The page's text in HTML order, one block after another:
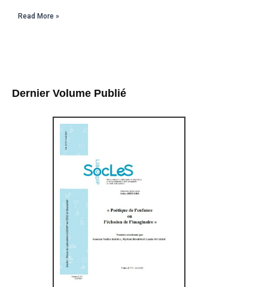
Dernier Volume Publié
Read More »